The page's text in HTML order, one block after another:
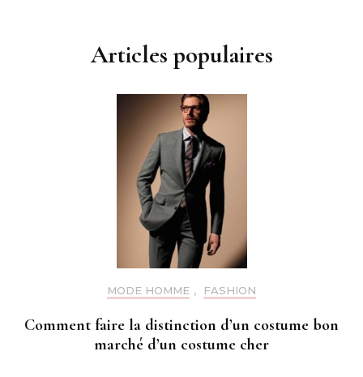
Articles populaires
MODE HOMME , FASHION
Comment faire la distinction d’un costume bon
marché d’un costume cher